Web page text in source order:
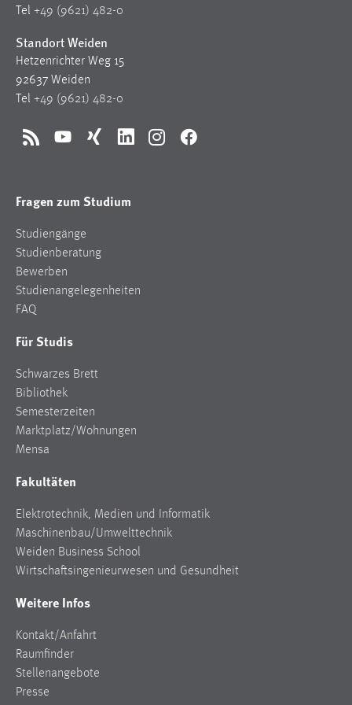
Tel +49 (9621) 482-0
Standort Weiden
Hetzenrichter Weg 15
92637 Weiden
Tel +49 (9621) 482-0
RSS YouTubeXing LinkedInInstagramFacebook
Fragen zum Studium
Studiengänge
Studienberatung
Bewerben
Studienangelegenheiten
FAQ
Für Studis
Schwarzes Brett
Bibliothek
Semesterzeiten
Marktplatz/Wohnungen
Mensa
Fakultäten
Elektrotechnik, Medien und Informatik
Maschinenbau/Umwelttechnik
Weiden Business School
Wirtschaftsingenieurwesen und Gesundheit
Weitere Infos
Kontakt/Anfahrt
Raumfinder
Stellenangebote
Presse
30 Tage
Chat
Name:
MibewSessionID, MIBEW_UserID, mibew_locale, mibew-
Zweck:
MibewSessionID, mibew-chat-frame-style-
Jahre, MIBEW_UserID = 1 Jahr
Login
fe_user, be_user, be_lastLoginProvider
Zweck:
einloggen zu können.
Cookie Laufzeit:
STATISTIK
Statistik Cookies erfassen Informationen anonym.
Diese Informationen helfen uns zu verstehen, wie
unsere Besucher unsere Website nutzen.
Matomo
Name:
_pk_ref, _pk_cvar, _pk_id, _pk_ses